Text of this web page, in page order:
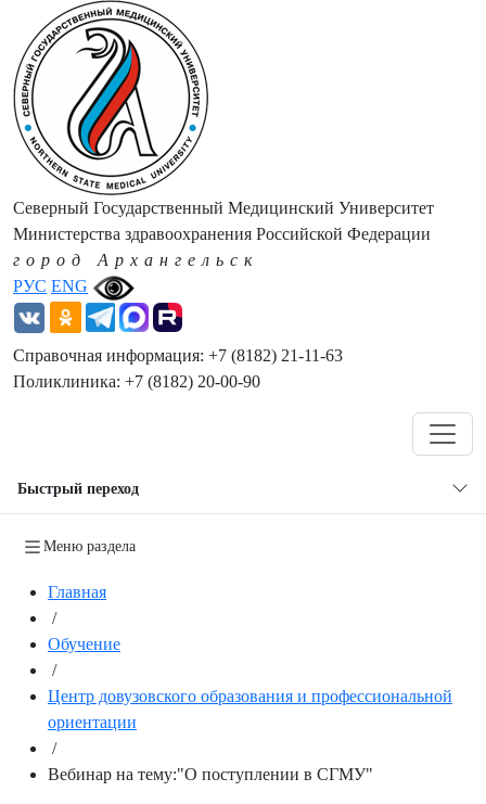
РУС ENG
Северный Государственный Медицинский Университет
Министерства здравоохранения Российской Федерации
город Архангельск
Справочная информация: +7 (8182) 21-11-63
Поликлиника: +7 (8182) 20-00-90
Быстрый переход
Меню раздела
Главная
/
Обучение
/
Центр довузовского образования и профессиональной
ориентации
/
Вебинар на тему:"О поступлении в СГМУ"